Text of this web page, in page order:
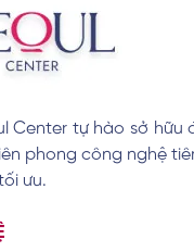
Center tự hào sở hữu
phong công nghệ
ưu.